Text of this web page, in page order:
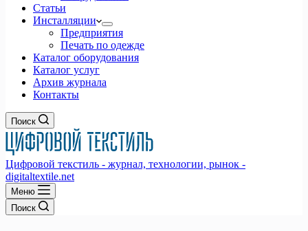
Статьи
Инсталляции
Предприятия
Печать по одежде
Каталог оборудования
Каталог услуг
Архив журнала
Контакты
Поиск
Цифровой текстиль - журнал, технологии, рынок -
digitaltextile.net
Меню
Поиск